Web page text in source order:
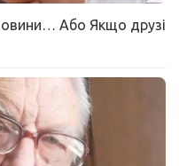
Або Якщо друзі